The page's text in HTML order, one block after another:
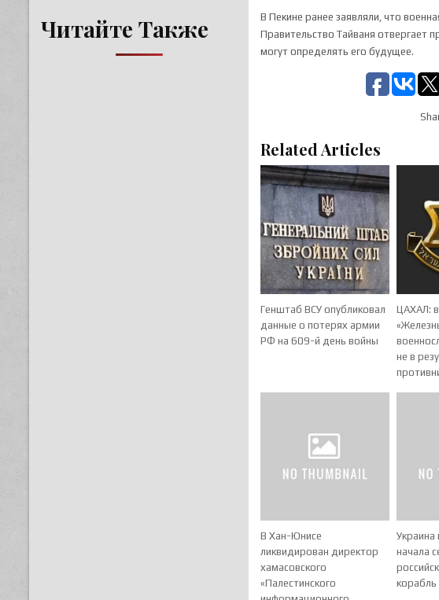
В Пекине ранее заявляли, что
Правительство Тайваня отвергает
могут определять его будущее.
Related Articles
Генштаб ВСУ опубликовал
данные о потерях армии
РФ на 609-й день войны
ЦАХАЛ:
не в
В Хан-Юнисе
ликвидирован директор
хамасовского
«Палестинского
Украина
начала
Читайте Также